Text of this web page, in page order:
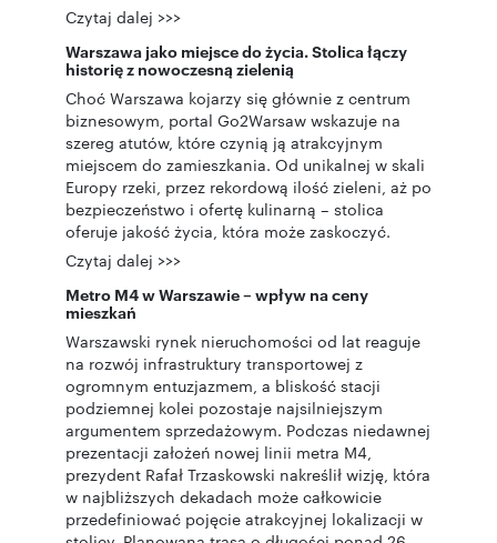
Czytaj dalej >>>
Warszawa jako miejsce do życia. Stolica łączy
historię z nowoczesną zielenią
Choć Warszawa kojarzy się głównie z centrum
biznesowym, portal Go2Warsaw wskazuje na
szereg atutów, które czynią ją atrakcyjnym
miejscem do zamieszkania. Od unikalnej w skali
Europy rzeki, przez rekordową ilość zieleni, aż po
bezpieczeństwo i ofertę kulinarną – stolica
oferuje jakość życia, która może zaskoczyć.
Czytaj dalej >>>
Metro M4 w Warszawie – wpływ na ceny
mieszkań
Warszawski rynek nieruchomości od lat reaguje
na rozwój infrastruktury transportowej z
ogromnym entuzjazmem, a bliskość stacji
podziemnej kolei pozostaje najsilniejszym
argumentem sprzedażowym. Podczas niedawnej
prezentacji założeń nowej linii metra M4,
prezydent Rafał Trzaskowski nakreślił wizję, która
w najbliższych dekadach może całkowicie
przedefiniować pojęcie atrakcyjnej lokalizacji w